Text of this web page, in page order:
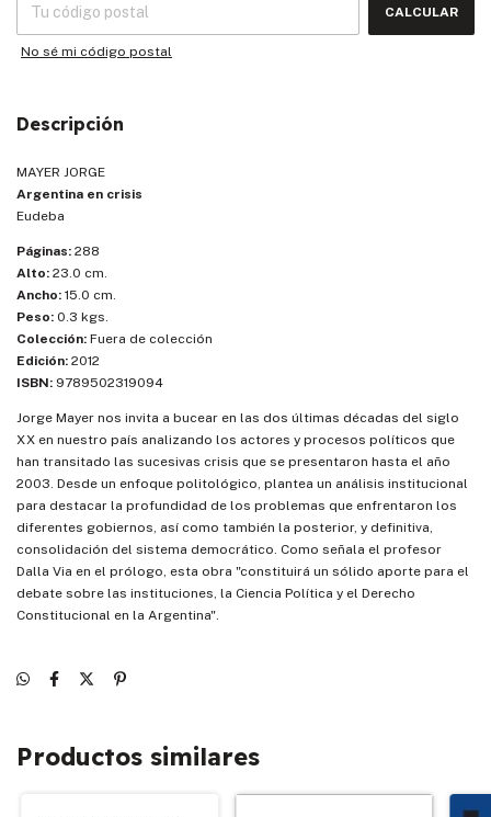
CALCULAR
No sé mi código postal
Descripción
MAYER JORGE
Argentina en crisis
Eudeba
Páginas: 288
Alto: 23.0 cm.
Ancho: 15.0 cm.
Peso: 0.3 kgs.
Colección: Fuera de colección
Edición: 2012
ISBN: 9789502319094
Jorge Mayer nos invita a bucear en las dos últimas décadas del siglo
XX en nuestro país analizando los actores y procesos políticos que
han transitado las sucesivas crisis que se presentaron hasta el año
2003. Desde un enfoque politológico, plantea un análisis institucional
para destacar la profundidad de los problemas que enfrentaron los
diferentes gobiernos, así como también la posterior, y definitiva,
consolidación del sistema democrático. Como señala el profesor
Dalla Via en el prólogo, esta obra "constituirá un sólido aporte para el
debate sobre las instituciones, la Ciencia Política y el Derecho
Constitucional en la Argentina".
Productos similares